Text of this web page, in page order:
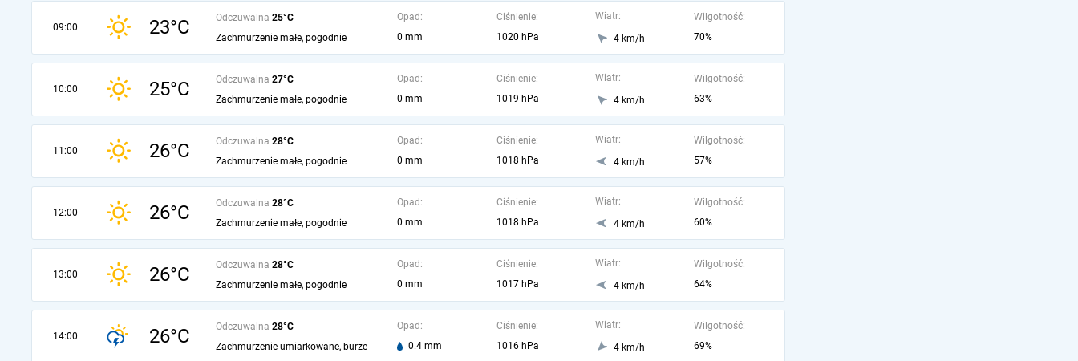
09:00 23°C Odczuwalna 25°C
Zachmurzenie małe, pogodnie
Opad:
0 mm
Ciśnienie:
1020 hPa
Wiatr:
4 km/h
Wilgotność:
70%
10:00 25°C Odczuwalna 27°C
Zachmurzenie małe, pogodnie
Opad:
0 mm
Ciśnienie:
1019 hPa
Wiatr:
4 km/h
Wilgotność:
63%
11:00 26°C Odczuwalna 28°C
Zachmurzenie małe, pogodnie
Opad:
0 mm
Ciśnienie:
1018 hPa
Wiatr:
4 km/h
Wilgotność:
57%
12:00 26°C Odczuwalna 28°C
Zachmurzenie małe, pogodnie
Opad:
0 mm
Ciśnienie:
1018 hPa
Wiatr:
4 km/h
Wilgotność:
60%
13:00 26°C Odczuwalna 28°C
Zachmurzenie małe, pogodnie
Opad:
0 mm
Ciśnienie:
1017 hPa
Wiatr:
4 km/h
Wilgotność:
64%
14:00 26°C Odczuwalna 28°C
Zachmurzenie umiarkowane, burze
Opad:
0.4 mm
Ciśnienie:
1016 hPa
Wiatr:
4 km/h
Wilgotność:
69%